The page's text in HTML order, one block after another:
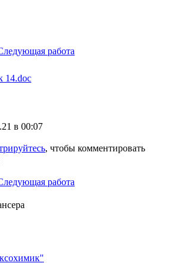
работа
14.doc
в 00:07
, чтобы комментировать
работа